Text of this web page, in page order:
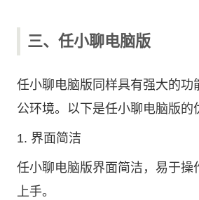
三、任小聊电脑版
任小聊电脑版同样具有强大的功
公环境。以下是任小聊电脑版的
1. 界面简洁
任小聊电脑版界面简洁，易于操
上手。